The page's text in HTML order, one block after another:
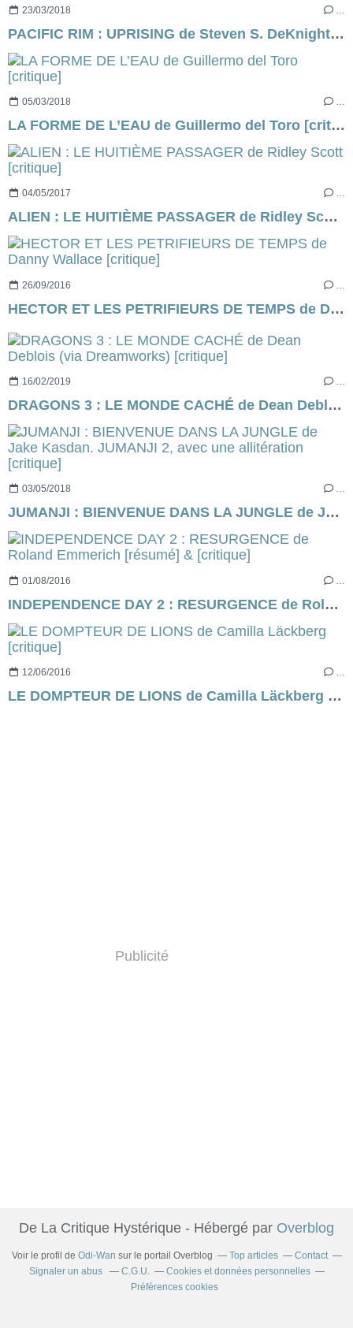
23/03/2018
PACIFIC RIM : UPRISING de Steven S. DeKnight [critique]
05/03/2018 …
LA FORME DE L’EAU de Guillermo del Toro [critique]
04/05/2017 …
ALIEN : LE HUITIÈME PASSAGER de Ridley Scott [critique]
26/09/2016
HECTOR ET LES PETRIFIEURS DE TEMPS de Danny Wallace [critique]
16/02/2019 …
DRAGONS 3 : LE MONDE CACHÉ de Dean Deblois (via Dreamworks) [critique]
03/05/2018 …
JUMANJI : BIENVENUE DANS LA JUNGLE de Jake Kasdan. JUMANJI 2, avec une allitération [critique]
01/08/2016 …
INDEPENDENCE DAY 2 : RESURGENCE de Roland Emmerich [résumé] & [critique]
12/06/2016 …
LE DOMPTEUR DE LIONS de Camilla Läckberg [critique]
Publicité
De La Critique Hystérique - Hébergé par Overblog
Voir le profil de Odi-Wan sur le portail Overblog Top articles
Contact
Signaler un abus
C.G.U.
Cookies et données personnelles
Préférences cookies